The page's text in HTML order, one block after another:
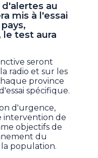
au
mis à l'essai
le test aura
seront
radio et sur les
province
spécifique.
d'urgence,
intervention de
objectifs de
du
la population.